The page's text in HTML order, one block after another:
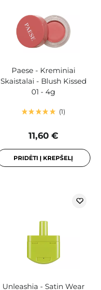
Paese - Kreminiai
Skaistalai - Blush Kissed
01 - 4g
1
11,60 €
PRIDĖTI Į KREPŠELĮ
Unleashia - Satin Wear